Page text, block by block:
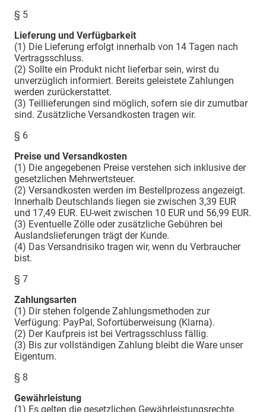
§ 5
Lieferung und Verfügbarkeit
(1) Die Lieferung erfolgt innerhalb von 14 Tagen nach
Vertragsschluss.
(2) Sollte ein Produkt nicht lieferbar sein, wirst du
unverzüglich informiert. Bereits geleistete Zahlungen
werden zurückerstattet.
(3) Teillieferungen sind möglich, sofern sie dir zumutbar
sind. Zusätzliche Versandkosten tragen wir.
§ 6
Preise und Versandkosten
(1) Die angegebenen Preise verstehen sich inklusive der
gesetzlichen Mehrwertsteuer.
(2) Versandkosten werden im Bestellprozess angezeigt.
Innerhalb Deutschlands liegen sie zwischen 3,39 EUR
und 17,49 EUR. EU-weit zwischen 10 EUR und 56,99 EUR.
(3) Eventuelle Zölle oder zusätzliche Gebühren bei
Auslandslieferungen trägt der Kunde.
(4) Das Versandrisiko tragen wir, wenn du Verbraucher
bist.
§ 7
Zahlungsarten
(1) Dir stehen folgende Zahlungsmethoden zur
Verfügung: PayPal, Sofortüberweisung (Klarna).
(2) Der Kaufpreis ist bei Vertragsschluss fällig.
(3) Bis zur vollständigen Zahlung bleibt die Ware unser
Eigentum.
§ 8
Gewährleistung
(1) Es gelten die gesetzlichen Gewährleistungsrechte.